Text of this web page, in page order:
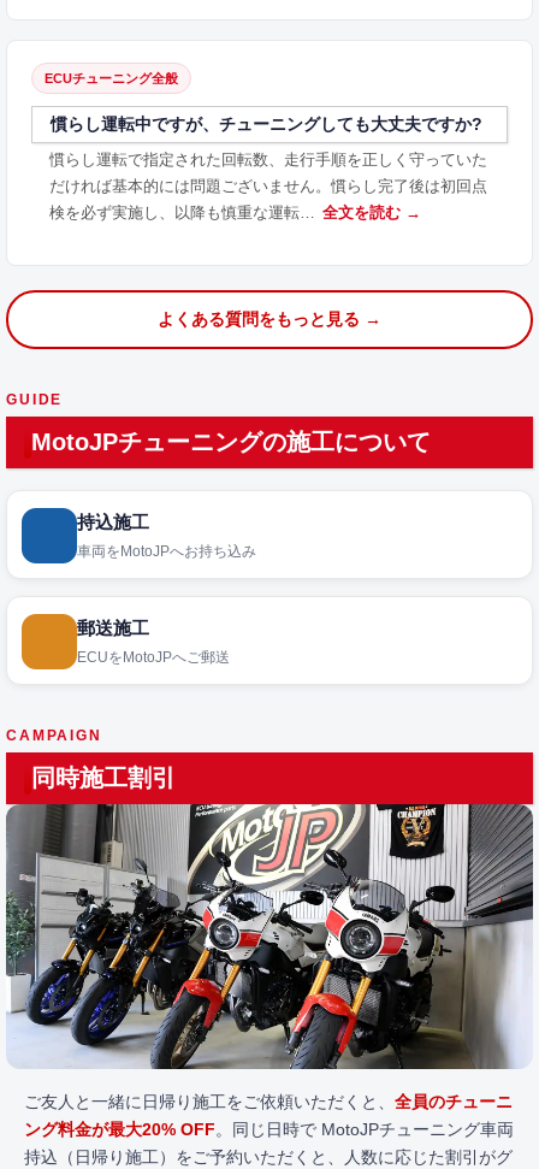
ECUチューニング全般
慣らし運転中ですが、チューニングしても大丈夫ですか?
慣らし運転で指定された回転数、走行手順を正しく守っていた
だければ基本的には問題ございません。慣らし完了後は初回点
検を必ず実施し、以降も慎重な運転… 全文を読む →
よくある質問をもっと見る →
GUIDE
MotoJPチューニングの施工について
持込施工
車両をMotoJPへお持ち込み
郵送施工
ECUをMotoJPへご郵送
CAMPAIGN
同時施工割引
ご友人と一緒に日帰り施工をご依頼いただくと、 全員のチューニ
ング料金が最大20% OFF。同じ日時で MotoJPチューニング車両
持込（日帰り施工）をご予約いただくと、人数に応じた割引がグ